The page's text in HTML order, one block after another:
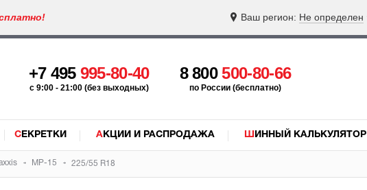
Ваш регион: Не определен
+7 495 995-80-40
c 9:00 - 21:00 (без выходных)
8 800500-80-66
по России (бесплатно)
СЕКРЕТКИ АКЦИИ И РАСПРОДАЖА ШИННЫЙ КАЛЬКУЛЯТОР
MP-15 225/55 R18